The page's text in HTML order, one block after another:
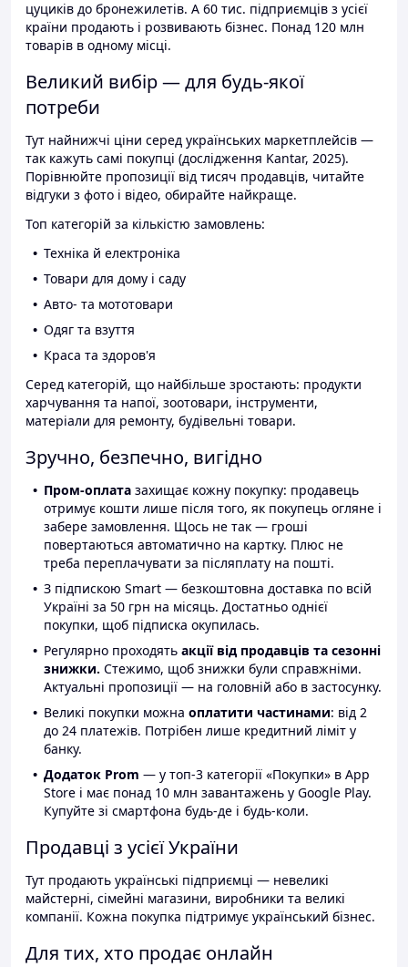
цуциків до бронежилетів. А 60 тис. підприємців з усієї
країни продають і розвивають бізнес. Понад 120 млн
товарів в одному місці.
Великий вибір — для будь-якої
потреби
Тут найнижчі ціни серед українських маркетплейсів —
так кажуть самі покупці (дослідження Kantar, 2025).
Порівнюйте пропозиції від тисяч продавців, читайте
відгуки з фото і відео, обирайте найкраще.
Топ категорій за кількістю замовлень:
Техніка й електроніка
Товари для дому і саду
Авто- та мототовари
Одяг та взуття
Краса та здоров'я
Серед категорій, що найбільше зростають: продукти
харчування та напої, зоотовари, інструменти,
матеріали для ремонту, будівельні товари.
Зручно, безпечно, вигідно
Пром-оплата захищає кожну покупку: продавець
отримує кошти лише після того, як покупець огляне і
забере замовлення. Щось не так — гроші
повертаються автоматично на картку. Плюс не
треба переплачувати за післяплату на пошті.
З підпискою Smart — безкоштовна доставка по всій
Україні за 50 грн на місяць. Достатньо однієї
покупки, щоб підписка окупилась.
Регулярно проходять акції від продавців та сезонні
знижки. Стежимо, щоб знижки були справжніми.
Актуальні пропозиції — на головній або в застосунку.
Великі покупки можна оплатити частинами: від 2
до 24 платежів. Потрібен лише кредитний ліміт у
банку.
Додаток Prom — у топ-3 категорії «Покупки» в App
Store і має понад 10 млн завантажень у Google Play.
Купуйте зі смартфона будь-де і будь-коли.
Продавці з усієї України
Тут продають українські підприємці — невеликі
майстерні, сімейні магазини, виробники та великі
компанії. Кожна покупка підтримує український бізнес.
Для тих, хто продає онлайн